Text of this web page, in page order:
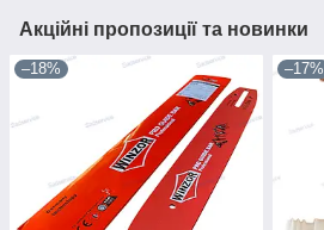
Акційні пропозиції та новинки
–18% –17%